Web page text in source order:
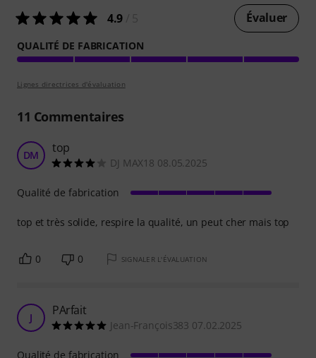
4.9 Évaluer
QUALITÉ DE FABRICATION
Lignes directrices d'évaluation
11 Commentaires
DM top
DJ MAX18 08.05.2025
top et très solide, respire la qualité, un peut cher mais top
Qualité de fabrication
0 0 SIGNALER L'ÉVALUATION
J PArfait
Jean-François383 07.02.2025
Qualité de fabrication